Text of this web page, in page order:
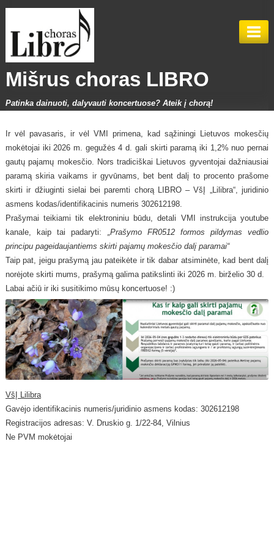
Mišrus choras LIBRO
Patinka dainuoti, dalyvauti koncertuose? Ateik į chorą!
APIE CHORĄ
METRAŠTIS
2026 METAI
2025 METAI
2022 METAI
2020 METAI
2018 METAI
2016 METAI
2015 METAI
2014 METAI
2013 METAI
NUOTRAUKŲ GALERIJA
KONCERTAI
KONTAKTAI
CHORO RĖMĖJAI
SKIRKITE 1,2 %
Ir vėl pavasaris, ir vėl VMI primena, kad sąžiningi Lietuvos mokesčių
mokėtojai iki 2026 m. gegužės 4 d. gali skirti paramą iki 1,2% nuo pernai
gautų pajamų mokesčio. Nors tradiciškai Lietuvos gyventojai dažniausiai
paramą skiria vaikams ir gyvūnams, bet bent dalį to procento prašome
skirti ir džiuginti sielai bei paremti chorą LIBRO – VšĮ „Lilibra“, juridinio
asmens kodas/identifikacinis numeris 302612198.
Prašymai teikiami tik elektroniniu būdu, detali VMI instrukcija youtube
kanale, kaip tai padaryti:
„Prašymo FR0512 formos pildymas vedlio
principu pageidaujantiems skirti pajamų mokesčio dalį paramai“
Taip pat, jeigu prašymą jau pateikėte ir tik dabar atsiminėte, kad bent dalį
norėjote skirti mums, prašymą galima patikslinti iki 2026 m. birželio 30 d.
Labai ačiū ir iki susitikimo mūsų koncertuose! :)
VšĮ Lilibra
Gavėjo identifikacinis numeris/juridinio asmens kodas: 302612198
Registracijos adresas: V. Druskio g. 1/22-84, Vilnius
Ne PVM mokėtojai